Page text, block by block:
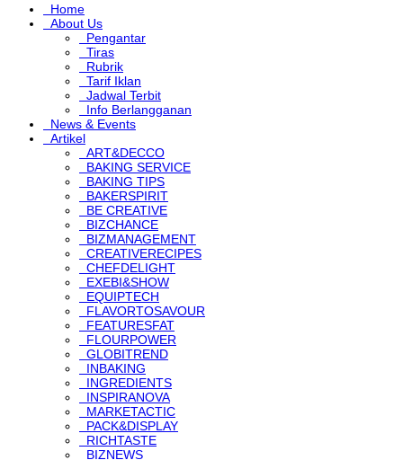
Home
About Us
Pengantar
Tiras
Rubrik
Tarif Iklan
Jadwal Terbit
Info Berlangganan
News & Events
Artikel
ART&DECCO
BAKING SERVICE
BAKING TIPS
BAKERSPIRIT
BE CREATIVE
BIZCHANCE
BIZMANAGEMENT
CREATIVERECIPES
CHEFDELIGHT
EXEBI&SHOW
EQUIPTECH
FLAVORTOSAVOUR
FEATURESFAT
FLOURPOWER
GLOBITREND
INBAKING
INGREDIENTS
INSPIRANOVA
MARKETACTIC
PACK&DISPLAY
RICHTASTE
BIZNEWS